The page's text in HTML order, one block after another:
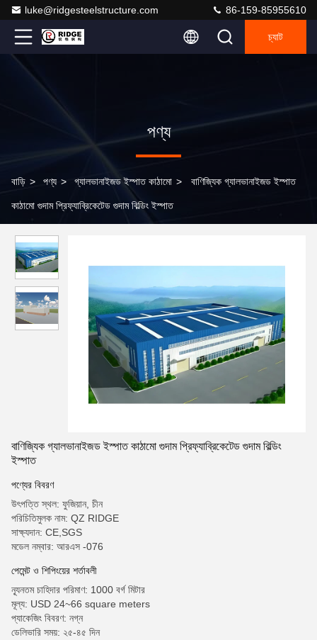
luke@ridgesteelstructure.com 86-159-85955610
চ্যাট
পণ্য
বাড়ি > পণ্য > গ্যালভানাইজড ইস্পাত কাঠামো > বাণিজ্যিক গ্যালভানাইজড ইস্পাত
কাঠামো গুদাম প্রিফ্যাব্রিকেটেড গুদাম বিল্ডিং ইস্পাত
বাণিজ্যিক গ্যালভানাইজড ইস্পাত কাঠামো গুদাম প্রিফ্যাব্রিকেটেড গুদাম বিল্ডিং
ইস্পাত
পণ্যের বিবরণ
উৎপত্তি স্থল: ফুজিয়ান, চীন
পরিচিতিমুলক নাম: QZ RIDGE
সাক্ষ্যদান: CE,SGS
মডেল নম্বার: আরএস -076
পেমেন্ট ও শিপিংয়ের শর্তাবলী
ন্যূনতম চাহিদার পরিমাণ: 1000 বর্গ মিটার
মূল্য: USD 24~66 square meters
প্যাকেজিং বিবরণ: নগ্ন
ডেলিভারি সময়: ২৫-৪৫ দিন